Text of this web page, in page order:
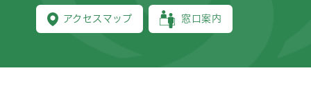
アクセスマップ 窓口案内